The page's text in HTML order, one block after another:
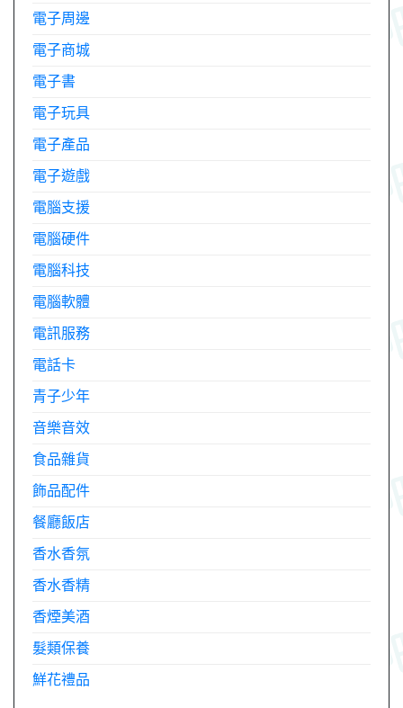
電子周邊
電子商城
電子書
電子玩具
電子產品
電子遊戲
電腦支援
電腦硬件
電腦科技
電腦軟體
電訊服務
電話卡
青子少年
音樂音效
食品雜貨
飾品配件
餐廳飯店
香水香氛
香水香精
香煙美酒
髮類保養
鮮花禮品